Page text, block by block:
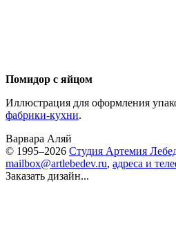
Помидор с яйцом
Иллюстрация для оформления
фабрики-кухни.
Варвара Аляй
© 1995–2026 Студия Артемия
mailbox@artlebedev.ru, адреса и
Заказать дизайн...